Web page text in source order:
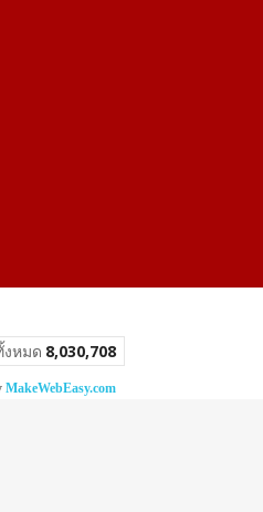
นนี้ 1,846
MakeWebEasy.com